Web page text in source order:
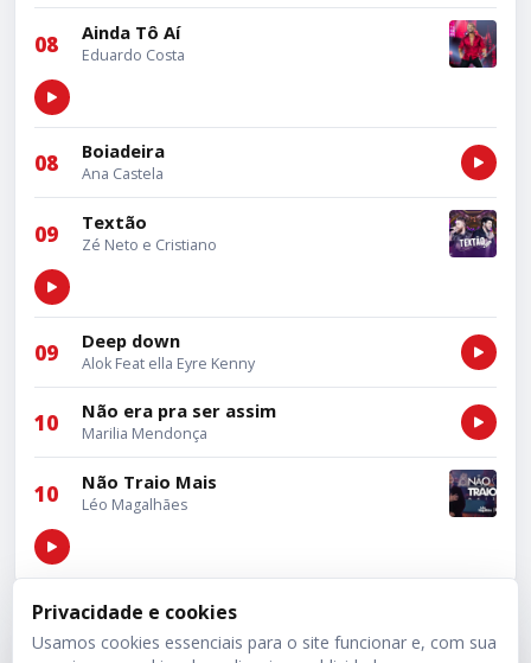
08 Ainda Tô Aí
Eduardo Costa
08 Boiadeira
Ana Castela
09 Textão
Zé Neto e Cristiano
09 Deep down
Alok Feat ella Eyre Kenny
10 Não era pra ser assim
Marilia Mendonça
10 Não Traio Mais
Léo Magalhães
Privacidade e cookies
Usamos cookies essenciais para o site funcionar e, com sua